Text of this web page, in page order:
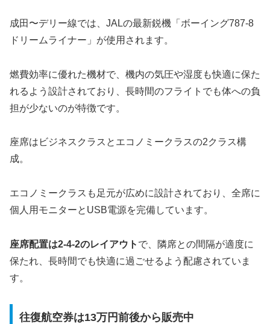
成田〜デリー線では、JALの最新鋭機「ボーイング787-8
ドリームライナー」が使用されます。
燃費効率に優れた機材で、機内の気圧や湿度も快適に保た
れるよう設計されており、長時間のフライトでも体への負
担が少ないのが特徴です。
座席はビジネスクラスとエコノミークラスの2クラス構
成。
エコノミークラスも足元が広めに設計されており、全席に
個人用モニターとUSB電源を完備しています。
座席配置は2-4-2のレイアウト で、隣席との間隔が適度に
保たれ、長時間でも快適に過ごせるよう配慮されていま
す。
往復航空券は13万円前後から販売中